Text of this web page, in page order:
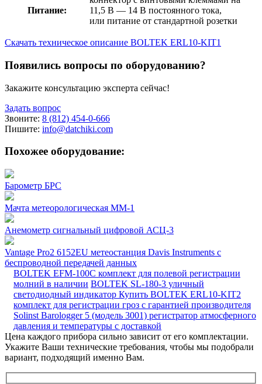
Питание:
11,5 В — 14 В постоянного тока,
или питание от стандартной розетки
Скачать техническое описание BOLTEK ERL10-KIT1
Появились вопросы по оборудованию?
Закажите консультацию эксперта сейчас!
Задать вопрос
Звоните: 8 (812) 454-0-666
Пишите: info@datchiki.com
Похожее оборудование:
Барометр БРС
Мачта метеорологическая ММ-1
Анемометр сигнальный цифровой АСЦ-3
Vantage Pro2 6152EU метеостанция Davis Instruments с
беспроводной передачей данных
BOLTEK EFM-100C комплект для полевой регистрации
молний в наличии BOLTEK SL-180-3 уличный
светодиодный индикатор Купить BOLTEK ERL10-KIT2
комплект для регистрации гроз с гарантией производителя
Solinst Barologger 5 (модель 3001) регистратор атмосферного
давления и температуры с доставкой
Цена каждого прибора сильно зависит от его комплектации.
Укажите Ваши технические требования, чтобы мы подобрали
вариант, подходящий именно Вам.